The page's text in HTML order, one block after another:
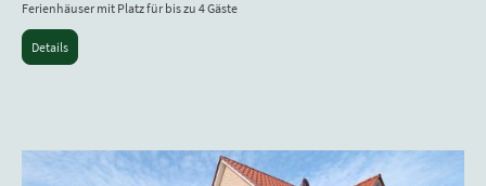
Ferienhäuser mit Platz für bis zu 4 Gäste
Details